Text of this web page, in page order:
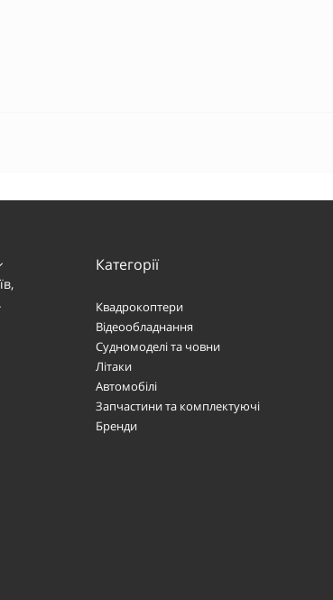
Категорії
Квадрокоптери
Відеообладнання
Судномоделі та човни
Літаки
Автомобілі
Запчастини та комплектуючі
Бренди